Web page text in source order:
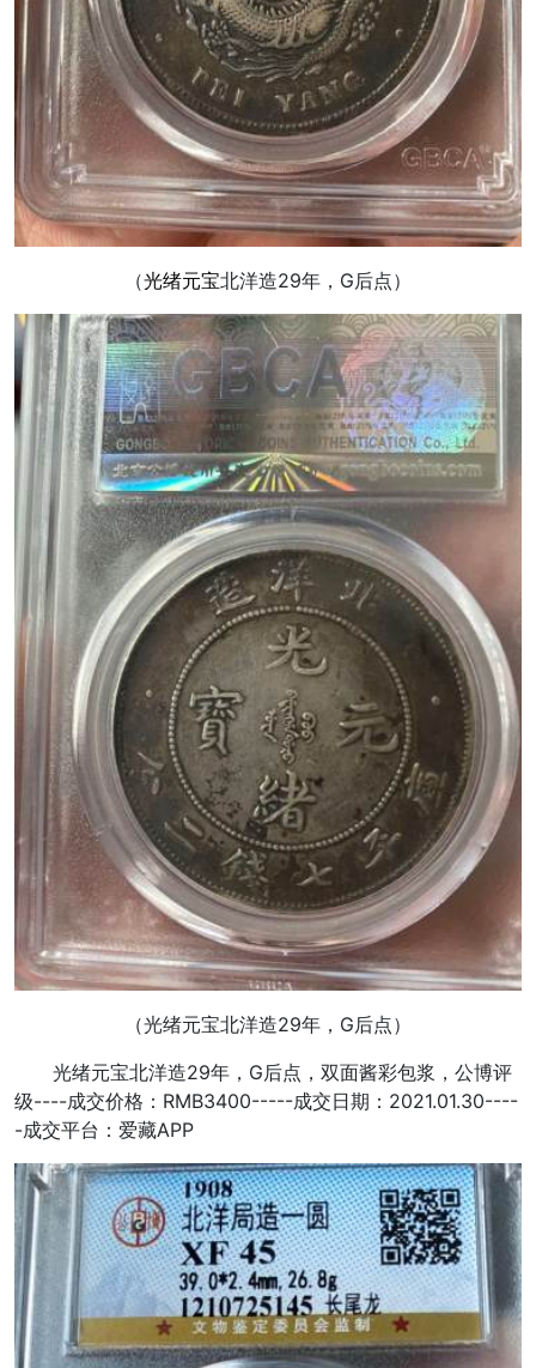
（光绪元宝北洋造29年，G后点）
（光绪元宝北洋造29年，G后点）
光绪元宝北洋造29年，G后点，双面酱彩包浆，公博评
级----成交价格：RMB3400-----成交日期：2021.01.30----
-成交平台：爱藏APP